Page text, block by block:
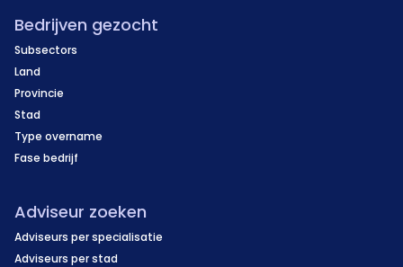
Bedrijven gezocht
Subsectors
Land
Provincie
Stad
Type overname
Fase bedrijf
Adviseur zoeken
Adviseurs per specialisatie
Adviseurs per stad